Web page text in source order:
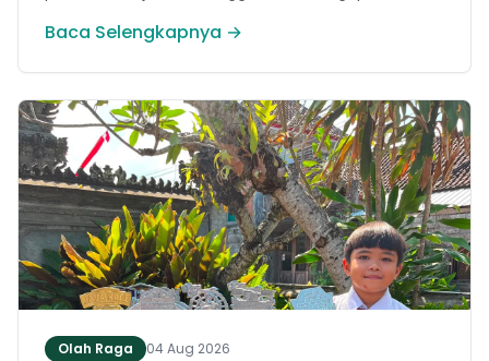
Mustika Rasa—buku kumpulan resep Nusantara
Indonesia, Ir. Soekarno. Melalui panduan resep
historis tersebut, para peserta berhasil
menghidangkan berbagai kreasi olahan pangan
lokal yang tidak hanya lezat tetapi juga bergizi,
beragam, aman dan seimbang.
Baca Selengkapnya →
Olah Raga 04 Aug 2026